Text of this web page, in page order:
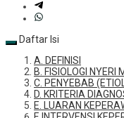
Daftar Isi
A. DEFINISI
B. FISIOLOGI NYERI
C. PENYEBAB
D. KRITERIA
E. LUARAN